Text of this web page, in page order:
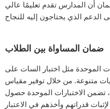
أن المدارس تقدم تعليمًا عالي
ضمان المساواة بين الطلاب
الموحدة مثل اختبار السات على
متنوعة. من خلال توفير مقياس
الاختبارات الموحدة حصول
قدراتهم وأخذهم في الاعتبار